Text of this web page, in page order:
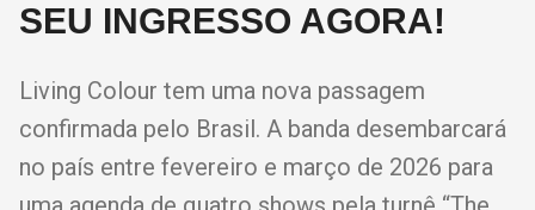
SEU INGRESSO AGORA!
Living Colour tem uma nova passagem
confirmada pelo Brasil. A banda desembarcará
no país entre fevereiro e março de 2026 para